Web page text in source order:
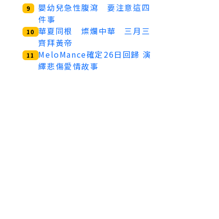
9
嬰幼兒急性腹瀉 要注意這四
件事
10 華夏同根 燦爛中華 三月三
齊拜黃帝
11
MeloMance確定26日回歸 演
繹悲傷愛情故事